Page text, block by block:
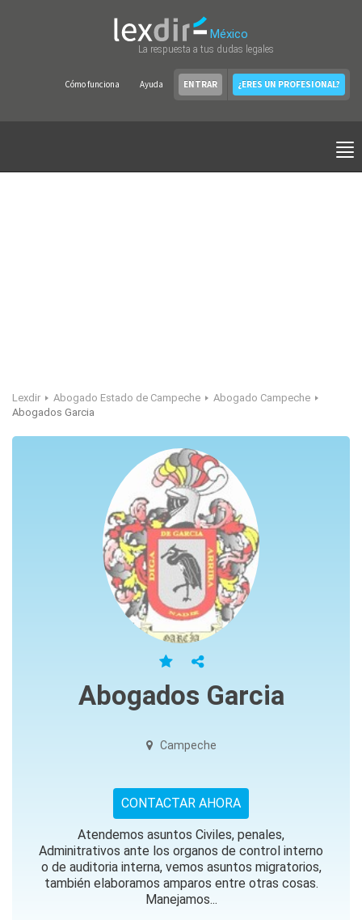
México
La respuesta a tus dudas legales
Cómo funciona Ayuda ENTRAR ¿ERES UN PROFESIONAL?
Lexdir Abogado Estado de Campeche
Abogado Campeche
Abogados Garcia
Abogados Garcia
Campeche
CONTACTAR AHORA
Atendemos asuntos Civiles, penales,
Adminitrativos ante los organos de control interno
o de auditoria interna, vemos asuntos migratorios,
también elaboramos amparos entre otras cosas.
Manejamos...